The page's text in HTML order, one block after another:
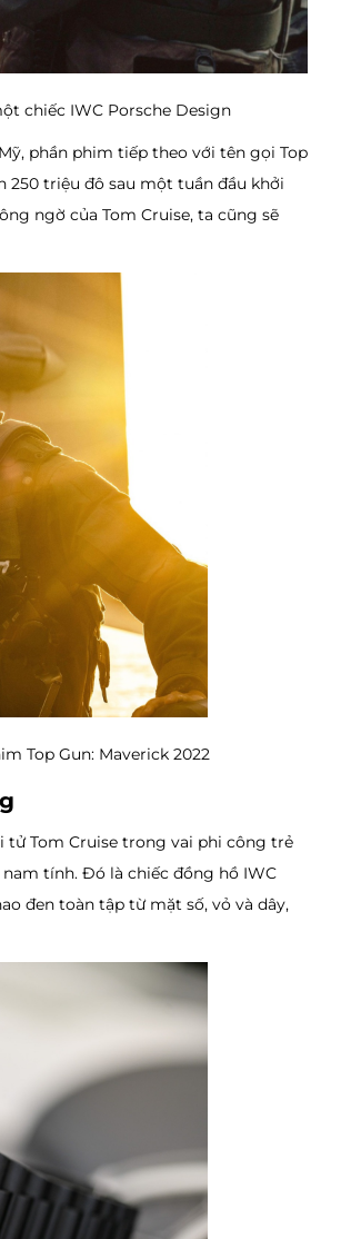
chiếc IWC Porsche Design
phần phim tiếp theo với tên gọi Top
250 triệu đô sau một tuần đầu khởi
ngờ của Tom Cruise, ta cũng sẽ
Top Gun: Maverick 2022
tử Tom Cruise trong vai phi công trẻ
tính. Đó là chiếc đồng hồ IWC
đen toàn tập từ mặt số, vỏ và dây,